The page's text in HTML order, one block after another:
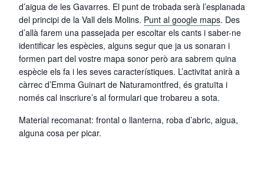
d’aigua de les Gavarres. El punt de trobada serà l’esplanada
del principi de la Vall dels Molins. Punt al google maps. Des
d’allà farem una passejada per escoltar els cants i saber-ne
identificar les espècies, alguns segur que ja us sonaran i
formen part del vostre mapa sonor però ara sabrem quina
espècie els fa i les seves característiques. L’activitat anirà a
càrrec d’Emma Guinart de Naturamontfred, és gratuïta i
només cal inscriure’s al formulari que trobareu a sota.
Material recomanat: frontal o llanterna, roba d’abric, aigua,
alguna cosa per picar.